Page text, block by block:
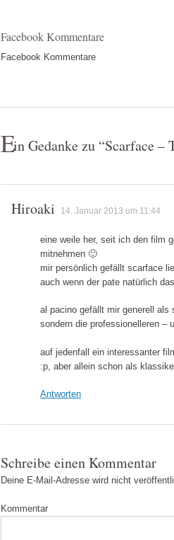
Facebook Kommentare
Facebook Kommentare
Ein Gedanke zu “Scarface –
Hiroaki 14. Januar 2013 um 11:44
eine weile her, seit ich den film
mitnehmen 🙂
mir persönlich gefällt scarface
auch wenn der pate natürlich
al pacino gefällt mir generell als
sondern die professionelleren –
auf jedenfall ein interessanter
:p, aber allein schon als
Antworten
Schreibe einen Kommentar
Deine E-Mail-Adresse wird nicht
Kommentar